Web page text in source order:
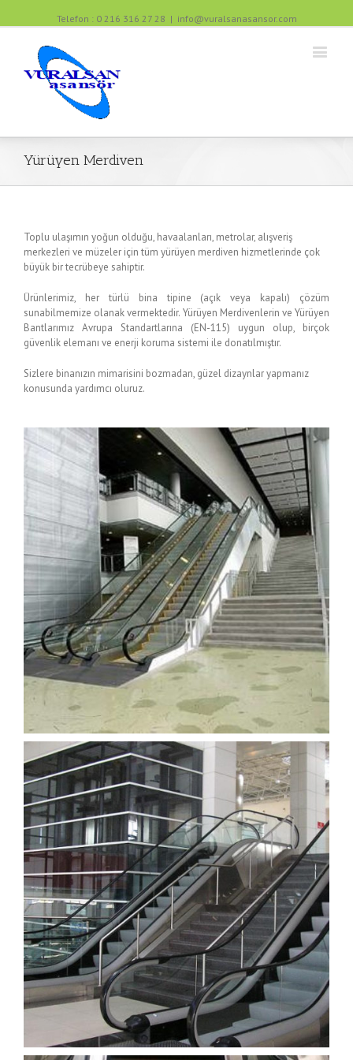
Telefon : 0 216 316 27 28 | info@vuralsanasansor.com
Yürüyen Merdiven
Toplu ulaşımın yoğun olduğu, havaalanları, metrolar, alışveriş
merkezleri ve müzeler için tüm yürüyen merdiven hizmetlerinde çok
büyük bir tecrübeye sahiptir.
Ürünlerimiz, her türlü bina tipine (açık veya kapalı) çözüm
sunabilmemize olanak vermektedir. Yürüyen Merdivenlerin ve Yürüyen
Bantlarımız Avrupa Standartlarına (EN-115) uygun olup, birçok
güvenlik elemanı ve enerji koruma sistemi ile donatılmıştır.
Sizlere binanızın mimarisini bozmadan, güzel dizaynlar yapmanız
konusunda yardımcı oluruz.
yuruyemerdiven (4)